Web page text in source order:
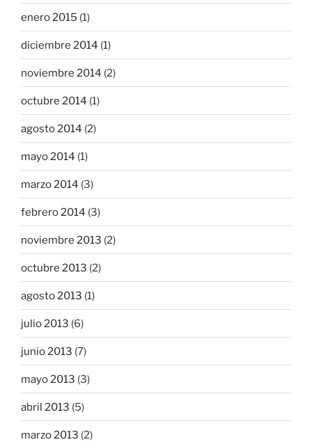
enero 2015 (1)
diciembre 2014 (1)
noviembre 2014 (2)
octubre 2014 (1)
agosto 2014 (2)
mayo 2014 (1)
marzo 2014 (3)
febrero 2014 (3)
noviembre 2013 (2)
octubre 2013 (2)
agosto 2013 (1)
julio 2013 (6)
junio 2013 (7)
mayo 2013 (3)
abril 2013 (5)
marzo 2013 (2)